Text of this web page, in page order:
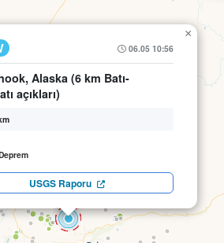
06.05 10:56
Alaska (6 km Batı-
açıkları)
USGS Raporu
×